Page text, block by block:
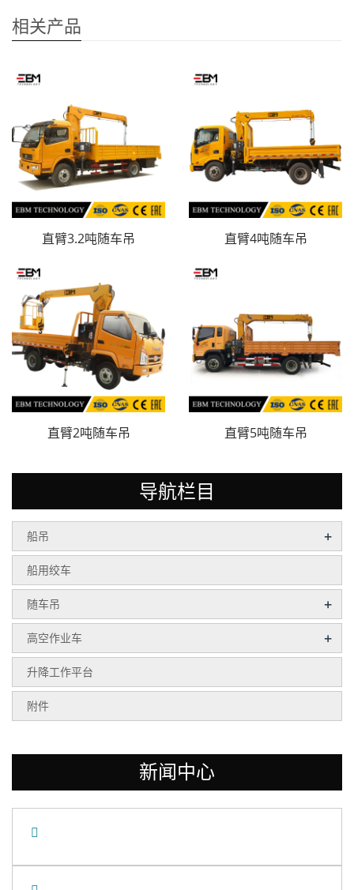
相关产品
直臂3.2吨随车吊 直臂4吨随车吊
直臂2吨随车吊 直臂5吨随车吊
导航栏目
船吊 +
船用绞车
随车吊 +
高空作业车 +
升降工作平台
附件
新闻中心